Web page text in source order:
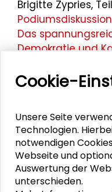
Brigitte Zypries,
Das
Demokratie und
Cookie-
Unsere Seite
Technologien.
notwendigen
Webseite und
Auswertung der
unterschieden.